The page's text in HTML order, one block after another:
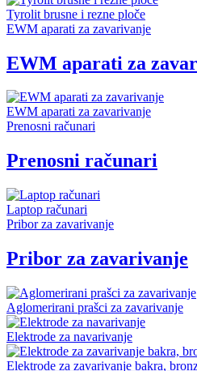
Tyrolit brusne i rezne ploče
EWM aparati za zavarivanje
EWM aparati za
EWM aparati za zavarivanje
Prenosni računari
Prenosni računari
Laptop računari
Pribor za zavarivanje
Pribor za zavarivanje
Aglomerirani prašci za zavarivanje
Elektrode za navarivanje
Elektrode za zavarivanje bakra,